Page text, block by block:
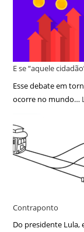
E se “aquele
Esse debate em
ocorre no mundo…
Contraponto
Do presidente Lula,